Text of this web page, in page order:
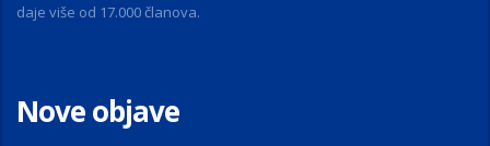
daje više od 17.000 članova.
Nove objave